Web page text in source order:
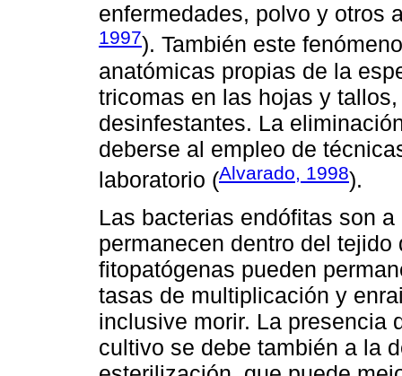
enfermedades, polvo y otros
1997). También este
anatómicas propias de la
tricomas en las hojas y
desinfestantes. La
deberse al empleo de
laboratorio (Alvarado, 1998).
Las bacterias endófitas son
permanecen dentro del
fitopatógenas pueden
tasas de multiplicación y
inclusive morir. La presencia
cultivo se debe también a la